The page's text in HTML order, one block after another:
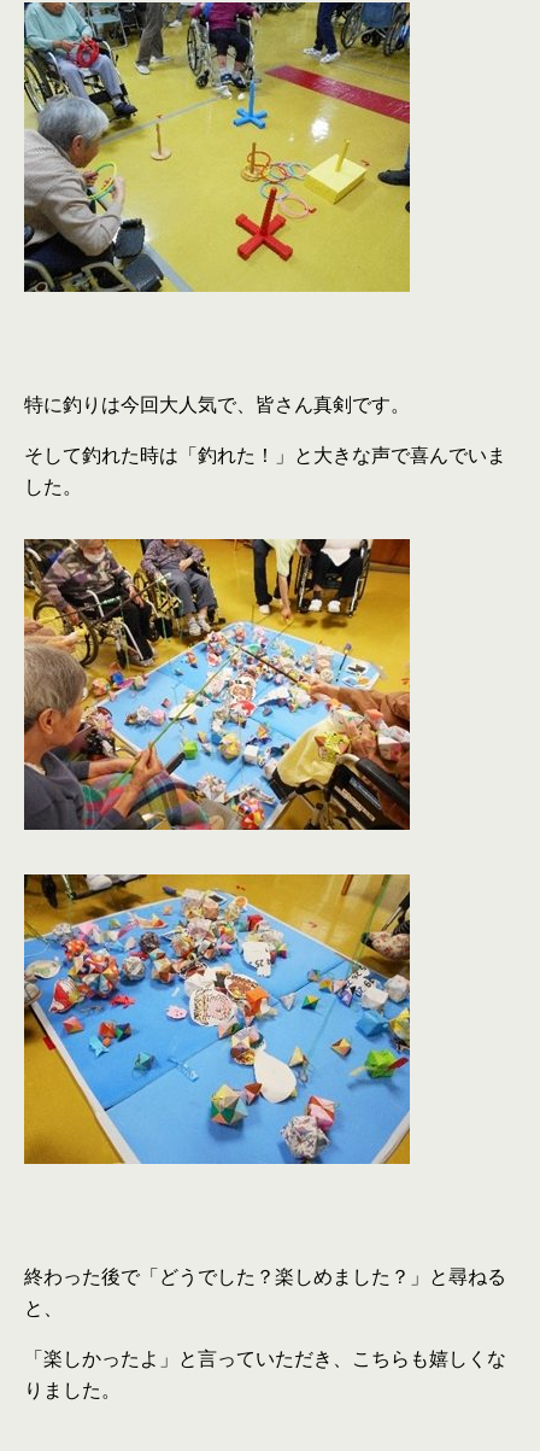
特に釣りは今回大人気で、皆さん真剣です。
そして釣れた時は「釣れた！」と大きな声で喜んでいま
した。
終わった後で「どうでした？楽しめました？」と尋ねる
と、
「楽しかったよ」と言っていただき、こちらも嬉しくな
りました。